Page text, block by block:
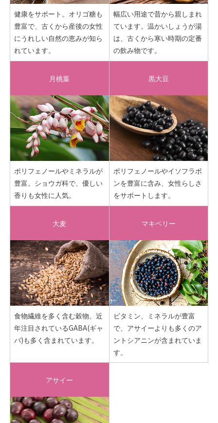
健康をサポート。オリゴ糖も
豊富で、古くから産後の女性
にうれしい自然の恵みが知ら
れています。
幅広い用途で昔から親しまれ
ています。温かいしょうが湯
は、古くから寒い時期の定番
の飲み物です。
月桃葉
ポリフェノールやミネラルが
豊富。ショウガ科で、優しい
香りも女性に人気。
黒大豆
ポリフェノールやイソフラボ
ンを豊富に含み、女性らしさ
をサポートします。
大麦
食物繊維を多く含む穀物。近
年注目されているGABA(ギャ
バ)も多く含まれています。
マキベリー
ビタミン、ミネラルが豊富
で、アサイーよりも多くのア
ントシアニンが含まれていま
す。
アサイー